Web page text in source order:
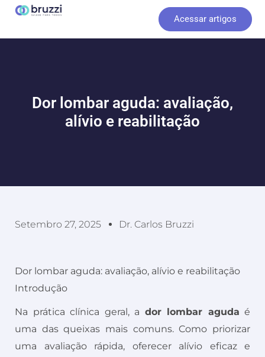
o
Acessar artigos
Dor lombar aguda: avaliação,
alívio e reabilitação
Setembro 27, 2025 Dr. Carlos Bruzzi
Dor lombar aguda: avaliação, alívio e reabilitação
Introdução
Na prática clínica geral, a dor lombar aguda é
uma das queixas mais comuns. Como priorizar
uma avaliação rápida, oferecer alívio eficaz e